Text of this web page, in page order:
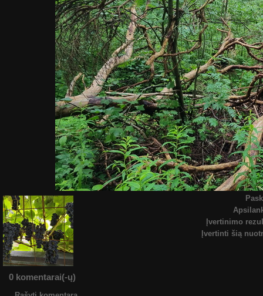
Įvertinimo
Įvertinti šią
0 komentarai(-ų)